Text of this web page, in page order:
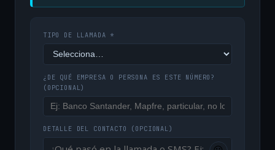
TIPO DE LLAMADA *
¿DE QUÉ EMPRESA O PERSONA ES ESTE NÚMERO?
(OPCIONAL)
DETALLE DEL CONTACTO (OPCIONAL)